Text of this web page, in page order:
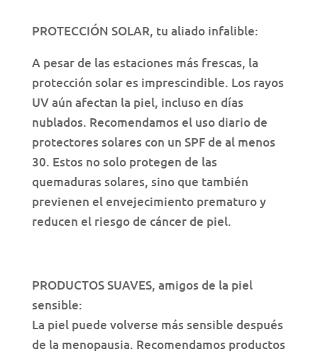
PROTECCIÓN SOLAR, tu aliado infalible:
A pesar de las estaciones más frescas, la
protección solar es imprescindible. Los rayos
UV aún afectan la piel, incluso en días
nublados. Recomendamos el uso diario de
protectores solares con un SPF de al menos
30. Estos no solo protegen de las
quemaduras solares, sino que también
previenen el envejecimiento prematuro y
reducen el riesgo de cáncer de piel.
PRODUCTOS SUAVES, amigos de la piel
sensible:
La piel puede volverse más sensible después
de la menopausia. Recomendamos productos